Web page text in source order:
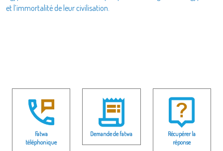
et l’immortalité de leur civilisation.
Fatwa
téléphonique
Demande de fatwa
Récupérer la
réponse